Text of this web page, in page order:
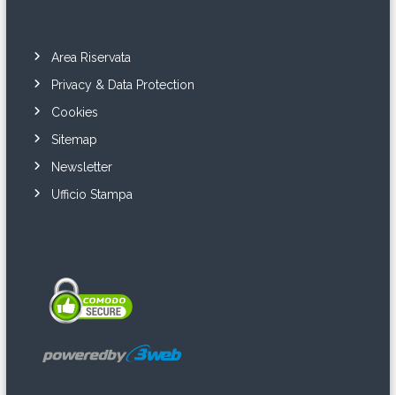
Area Riservata
Privacy & Data Protection
Cookies
Sitemap
Newsletter
Ufficio Stampa